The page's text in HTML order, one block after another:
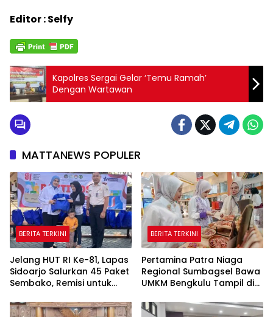
Editor : Selfy
Kapolres Sergai Gelar ‘Temu Ramah’
Dengan Wartawan
MATTANEWS POPULER
BERITA TERKINI
Jelang HUT RI Ke-81, Lapas
Sidoarjo Salurkan 45 Paket
Sembako, Remisi untuk
BERITA TERKINI
Pertamina Patra Niaga
Regional Sumbagsel Bawa
UMKM Bengkulu Tampil di
2026